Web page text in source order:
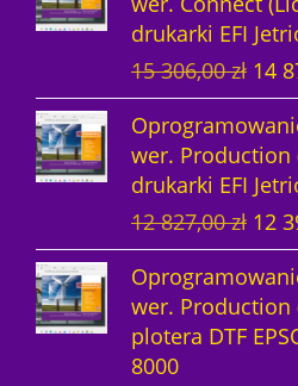
r
w
o
t
n
a
c
e
n
a
w
y
drukarki EFI
15 306,00zł P
i
e
r
w
o
t
n
a
c
14
wer. Production
drukarki EFI
12 827,00zł P
i
e
r
w
12
wer. Production
plotera DTF
8000